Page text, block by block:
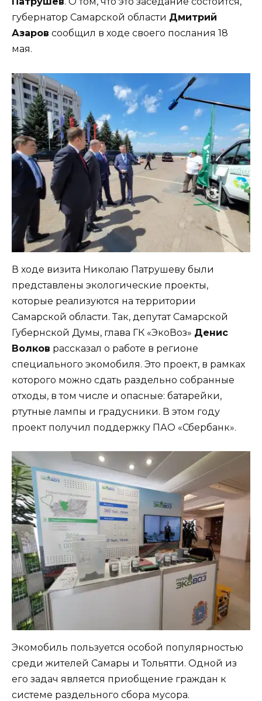
губернатор Самарской области Дмитрий
Азаров сообщил в ходе своего послания 18
мая.
В ходе визита Николаю Патрушеву были
представлены экологические проекты,
которые реализуются на территории
Самарской области. Так, депутат Самарской
Губернской Думы, глава ГК «ЭкоВоз» Денис
Волков рассказал о работе в регионе
специального экомобиля. Это проект, в рамках
которого можно сдать раздельно собранные
отходы, в том числе и опасные: батарейки,
ртутные лампы и градусники. В этом году
проект получил поддержку ПАО «Сбербанк».
Экомобиль пользуется особой популярностью
среди жителей Самары и Тольятти. Одной из
его задач является приобщение граждан к
системе раздельного сбора мусора.